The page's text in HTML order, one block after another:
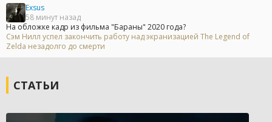
Exsus
58 минут назад
На обложке кадр из фильма "Бараны" 2020 года?
Сэм Нилл успел закончить работу над экранизацией The Legend of
Zelda незадолго до смерти
СТАТЬИ